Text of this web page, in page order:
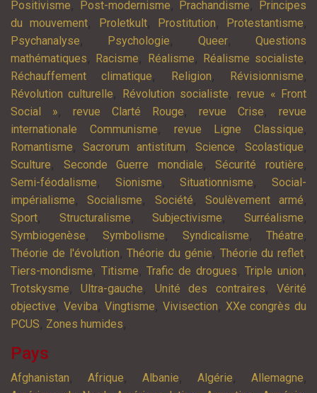
Positivisme, Post-modernisme, Prachandisme,
Principes
du mouvement, Proletkult, Prostitution, Protestantisme,
Psychanalyse, Psychologie, Queer,Questions
mathématiques, Racisme, Réalisme, Réalisme socialiste,
Réchauffement climatique, Religion, Révisionnisme,
Révolution culturelle, Révolution socialiste,revue « Front
Social », revue Clarté Rouge, revue Crise, revue
internationale Communisme, revue Ligne Classique,
Romantisme,Sacrorum antistitum, Science, Scolastique,
Sculture, Seconde Guerre mondiale,Sécurité routière,
Semi-féodalisme, Sionisme,Situationnisme,Social-
impérialisme,Socialisme, Société, Soulèvement armé,
Sport, Structuralisme,Subjectivisme,Surréalisme,
Symbiogenèse,Symbolisme, Syndicalisme,Théatre,
Théorie de l'évolution,Théorie du génie, Théorie du reflet,
Tiers-mondisme, Titisme,Trafic de drogues,Triple union,
Trotskysme,Ultra-gauche, Unité des contraires,Vérité
objective, Veviba,Vingtisme,Vivisection, XXe congrès du
PCUS, Zones humides,
Pays
Afghanistan, Afrique, Albanie, Algérie, Allemagne,